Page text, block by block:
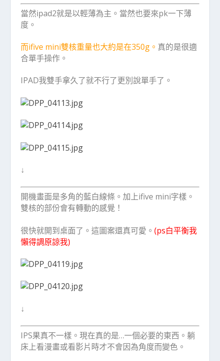
當然ipad2就是以輕薄為主。當然也要來pk一下薄
度。
而ifive mini雙核重量也大約是在350g。 真的是很適
合單手操作。
IPAD我雙手拿久了就不行了更別說單手了。
↓
開機畫面是多角的藍白線條。加上ifive mini字樣。
雙核的部份會有轉動的感覺！
很快就開到桌面了。這圖案還真可愛。(ps白平衡我
懶得調原諒我)
↓
IPS果真不一樣。現在真的是…一個必要的東西。躺
床上看漫畫或看影片時才不會因為角度而變色。